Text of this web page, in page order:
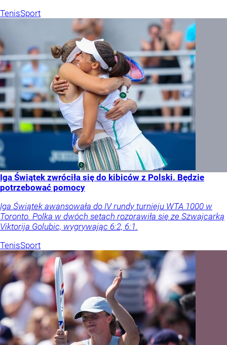
TenisSport
Iga Świątek zwróciła się do kibiców z Polski. Będzie
potrzebować pomocy
Iga Świątek awansowała do IV rundy turnieju WTA 1000 w
Toronto. Polka w dwóch setach rozprawiła się ze Szwajcarką
Viktorija Golubic, wygrywając 6:2, 6:1.
TenisSport